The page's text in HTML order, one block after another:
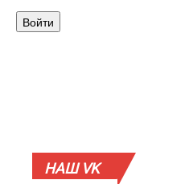
Войти
НАШVK